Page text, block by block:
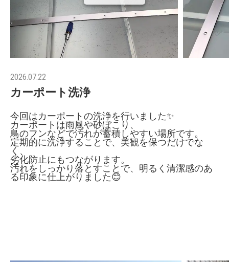
2026.07.22
カーポート洗浄
今回はカーポートの洗浄を行いました✨
カーポートは雨風や砂ぼこり、
鳥のフンなどで汚れが蓄積しやすい場所です。
定期的に洗浄することで、美観を保つだけでな
く、
劣化防止にもつながります。
汚れをしっかり落とすことで、明るく清潔感のあ
る印象に仕上がりました😊